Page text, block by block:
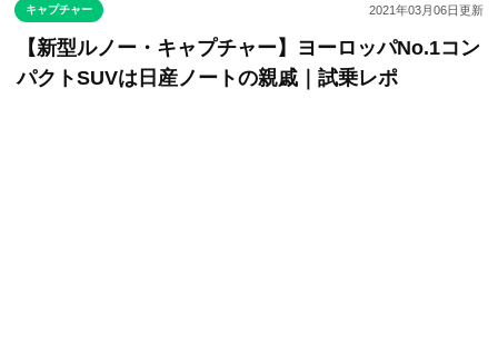
キャプチャー 2021年03月06日更新
【新型ルノー・キャプチャー】ヨーロッパNo.1コン
パクトSUVは日産ノートの親戚｜試乗レポ